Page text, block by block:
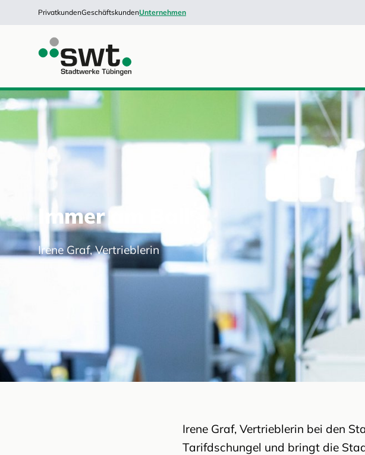
PrivatkundenGeschäftskundenUnternehmen
Immer am Ball
Irene Graf, Vertrieblerin
Irene Graf, Vertrieblerin bei den
Tarifdschungel und bringt die